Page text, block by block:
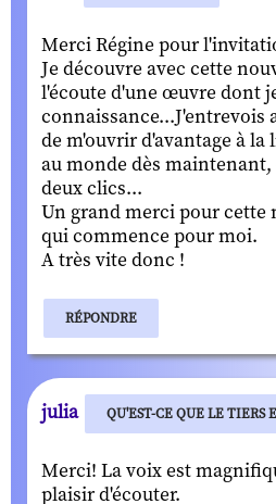
Merci Régine pour
Je découvre avec cette
l'écoute d'une œuvre dont
connaissance...J'entrevois
de m'ouvrir d'avantage à la
au monde dès
deux clics...
Un grand merci pour cette
qui commence pour moi.
A très vite donc !
RÉPONDRE
julia QU'EST-CE QUE LE TIERS
Merci! La voix est
plaisir d'écouter.